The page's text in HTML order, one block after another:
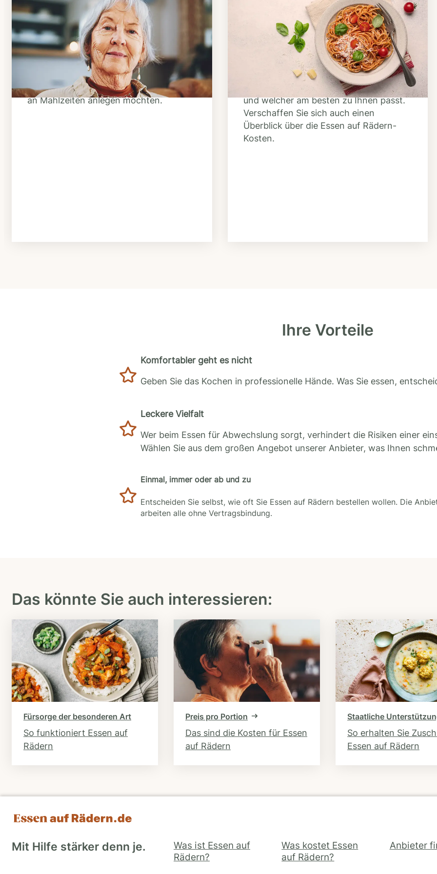
Schritt 1
Klarheit schaffen
Überlegen Sie, ob Ihnen das Essen
täglich verzehrfertig geliefert werden
soll oder Sie sich einen Tiefkühl-Vorrat
an Mahlzeiten anlegen möchten.
Schritt 2
Anbieter finden
Nutzen Sie unsere große Mahlzeiten-
Dienst-Suche, um herauszufinden,
welche Anbieter es in Ihrer Region gibt
und welcher am besten zu Ihnen passt.
Verschaffen Sie sich auch einen
Überblick über die Essen auf Rädern-
Kosten.
Ihre Vorteile
Komfortabler geht es nicht
Geben Sie das Kochen in professionelle Hände. Was Sie essen,
Leckere Vielfalt
Wer beim Essen für Abwechslung sorgt, verhindert die Risiken einer
Wählen Sie aus dem großen Angebot unserer Anbieter, was Ihnen
Einmal, immer oder ab und zu
Entscheiden Sie selbst, wie oft Sie Essen auf Rädern bestellen wollen. Die
arbeiten alle ohne Vertragsbindung.
Das könnte Sie auch interessieren:
Fürsorge der besonderen Art
So funktioniert Essen auf
Rädern
Preis pro Portion
Das sind die Kosten für Essen
auf Rädern
Staatliche
So erhalten Sie
Essen auf Rädern
Mit Hilfe stärker denn je.
Was ist Essen auf
Rädern?
Was kostet Essen
auf Rädern?
Anbieter